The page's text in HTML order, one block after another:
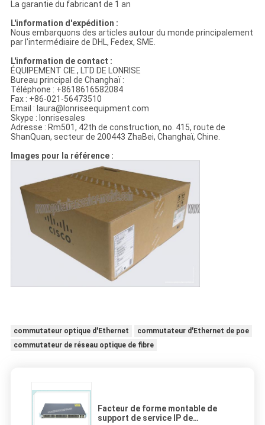
La garantie du fabricant de 1 an
L'information d'expédition :
Nous embarquons des articles autour du monde principalement
par l'intermédiaire de DHL, Fedex, SME.
L'information de contact :
ÉQUIPEMENT CIE., LTD DE LONRISE
Bureau principal de Changhaï :
Téléphone : +8618616582084
Fax : +86-021-56473510
Email : laura@lonriseequipment.com
Skype : lonrisesales
Adresse : Rm501, 42th de construction, no. 415, route de
ShanQuan, secteur de 200443 ZhaBei, Changhaï, Chine.
Images pour la référence :
commutateur optique d'Ethernet
commutateur d'Ethernet de poe
commutateur de réseau optique de fibre
Facteur de forme montable de
support de service IP de